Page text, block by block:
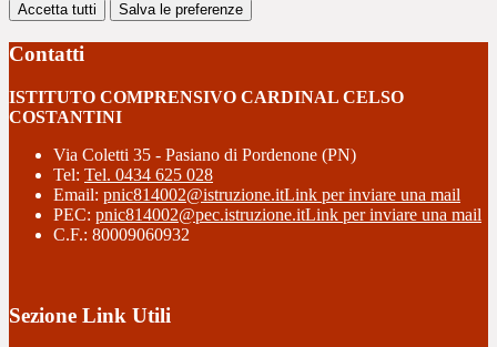
Accetta tutti Salva le preferenze
Contatti
ISTITUTO COMPRENSIVO CARDINAL CELSO
COSTANTINI
Via Coletti 35 - Pasiano di Pordenone (PN)
Tel: Tel. 0434 625 028
Email: pnic814002@istruzione.itLink per inviare una mail
PEC: pnic814002@pec.istruzione.itLink per inviare una mail
C.F.: 80009060932
Sezione Link Utili